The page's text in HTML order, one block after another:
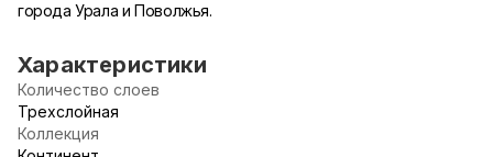
города Урала и Поволжья.
Характеристики
Количество слоев
Трехслойная
Коллекция